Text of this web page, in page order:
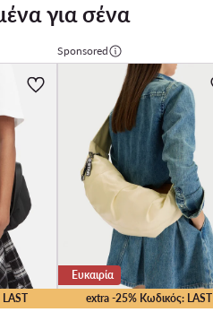
για σένα
Sponsored
extra -25% Κωδικός: LAST
Ευκαιρία